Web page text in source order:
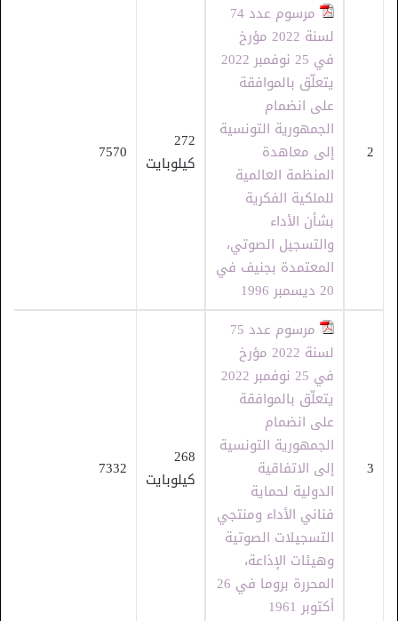
2
مرسوم عدد 74
لسنة 2022 مؤرخ
في 25 نوفمبر 2022
يتعلّق بالموافقة
على انضمام
الجمهورية التونسية
إلى معاهدة
المنظمة العالمية
للملكية الفكرية
بشأن الأداء
والتسجيل الصوتي،
المعتمدة بجنيف في
20 ديسمبر 1996
272
كيلوبايت
7570
3
مرسوم عدد 75
لسنة 2022 مؤرخ
في 25 نوفمبر 2022
يتعلّق بالموافقة
على انضمام
الجمهورية التونسية
إلى الاتفاقية
الدولية لحماية
فناني الأداء ومنتجي
التسجيلات الصوتية
وهيئات الإذاعة،
المحررة بروما في 26
أكتوبر 1961
268
كيلوبايت
7332